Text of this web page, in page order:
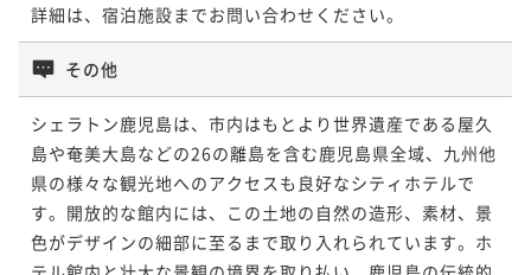
詳細は、宿泊施設までお問い合わせください。
その他
シェラトン鹿児島は、市内はもとより世界遺産である屋久
島や奄美大島などの26の離島を含む鹿児島県全域、九州他
県の様々な観光地へのアクセスも良好なシティホテルで
す。開放的な館内には、この土地の自然の造形、素材、景
色がデザインの細部に至るまで取り入れられています。ホ